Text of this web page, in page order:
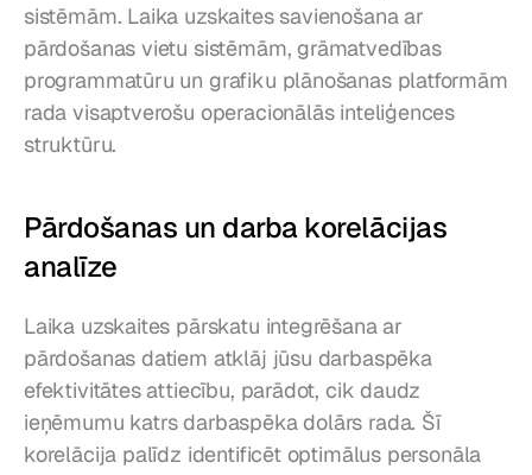
sistēmām. Laika uzskaites savienošana ar
pārdošanas vietu sistēmām, grāmatvedības
programmatūru un grafiku plānošanas platformām
rada visaptverošu operacionālās inteliģences
struktūru.
Pārdošanas un darba korelācijas
analīze
Laika uzskaites pārskatu integrēšana ar
pārdošanas datiem atklāj jūsu darbaspēka
efektivitātes attiecību, parādot, cik daudz
ieņēmumu katrs darbaspēka dolārs rada. Šī
korelācija palīdz identificēt optimālus personāla